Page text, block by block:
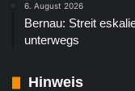
6. August 2026
Bernau: Streit
unterwegs
Hinweis